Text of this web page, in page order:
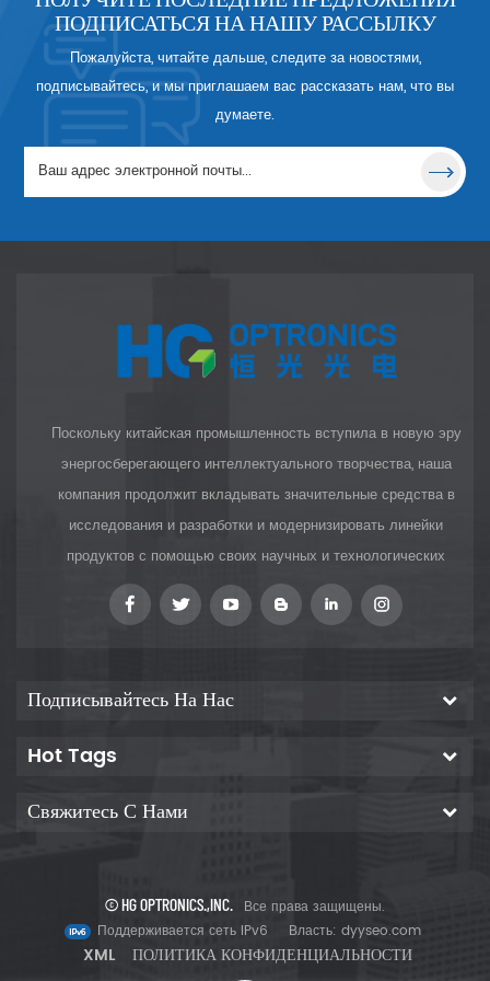
волн.
ПОДПИСАТЬСЯ НА НАШУ РАССЫЛКУ
Пожалуйста, читайте дальше, следите за новостями,
подписывайтесь, и мы приглашаем вас рассказать нам, что вы
думаете.
Поскольку китайская промышленность вступила в новую эру
энергосберегающего интеллектуального творчества, наша
компания продолжит вкладывать значительные средства в
исследования и разработки и модернизировать линейки
продуктов с помощью своих научных и технологических
инноваций, чтобы предоставить клиентам
Подписывайтесь На Нас
Hot Tags
Свяжитесь С Нами
© HG OPTRONICS.,INC. Все права защищены.
Поддерживается сеть IPv6
Власть: dyyseo.com
XML ПОЛИТИКА КОНФИДЕНЦИАЛЬНОСТИ